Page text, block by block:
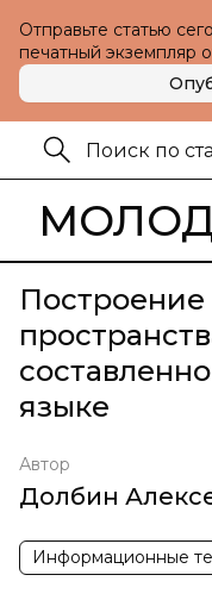
Отправьте статью
печатный экземпляр
Построение
языке
Автор
Долбин
Информационные